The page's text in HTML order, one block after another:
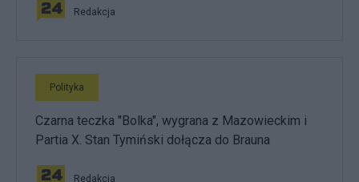
Redakcja
Polityka
Czarna teczka "Bolka", wygrana z Mazowieckim i
Partia X. Stan Tymiński dołącza do Brauna
Redakcja